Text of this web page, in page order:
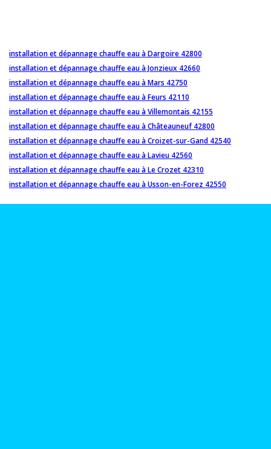
installation et dépannage chauffe eau à Dargoire 42800
installation et dépannage chauffe eau à Jonzieux 42660
installation et dépannage chauffe eau à Mars 42750
installation et dépannage chauffe eau à Feurs 42110
installation et dépannage chauffe eau à Villemontais 42155
installation et dépannage chauffe eau à Châteauneuf 42800
installation et dépannage chauffe eau à Croizet-sur-Gand 42540
installation et dépannage chauffe eau à Lavieu 42560
installation et dépannage chauffe eau à Le Crozet 42310
installation et dépannage chauffe eau à Usson-en-Forez 42550